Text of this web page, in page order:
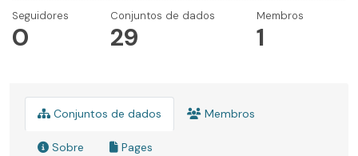
Seguidores
0
Conjuntos de dados
29
Membros
1
Conjuntos de dados Membros
Sobre Pages